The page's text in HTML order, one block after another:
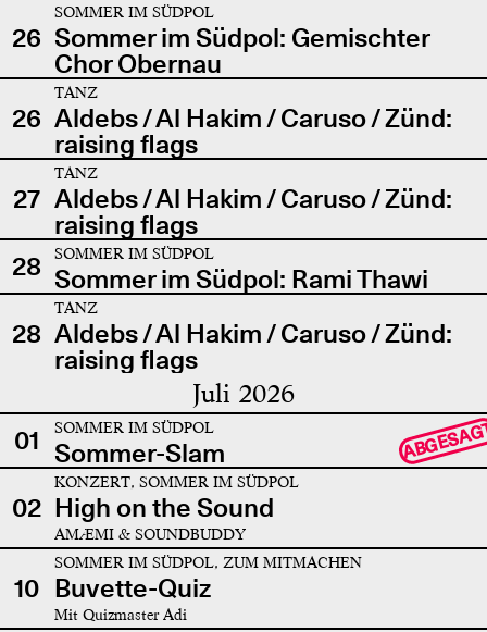
26
SOMMER IM SÜDPOL
Sommer im Südpol: Gemischter
Chor Obernau
26
TANZ
Aldebs / Al Hakim / Caruso / Zünd:
raising flags
27
TANZ
Aldebs / Al Hakim / Caruso / Zünd:
raising flags
28
SOMMER IM SÜDPOL
Sommer im Südpol: Rami Thawi
28
TANZ
Aldebs / Al Hakim / Caruso / Zünd:
raising flags
Juli 2026
01 SOMMER IM SÜDPOL
Sommer-Slam
02
KONZERT, SOMMER IM SÜDPOL
High on the Sound
AMÆMI & SOUNDBUDDY
10
SOMMER IM SÜDPOL, ZUM MITMACHEN
Buvette-Quiz
Mit Quizmaster Adi